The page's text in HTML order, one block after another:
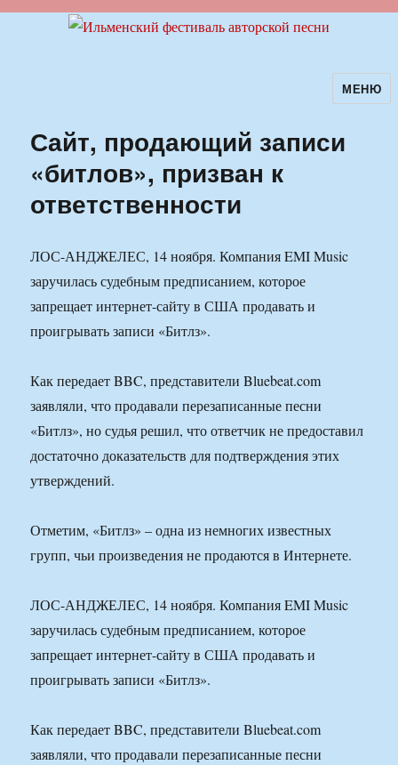
Ильменский фестиваль авторской
песни
МЕНЮ
Сайт, продающий записи
«битлов», призван к
ответственности
ЛОС-АНДЖЕЛЕС, 14 ноября. Компания EMI Music
заручилась судебным предписанием, которое
запрещает интернет-сайту в США продавать и
проигрывать записи «Битлз».
Как передает BBC, представители Bluebeat.com
заявляли, что продавали перезаписанные песни
«Битлз», но судья решил, что ответчик не предоставил
достаточно доказательств для подтверждения этих
утверждений.
Отметим, «Битлз» – одна из немногих известных
групп, чьи произведения не продаются в Интернете.
ЛОС-АНДЖЕЛЕС, 14 ноября. Компания EMI Music
заручилась судебным предписанием, которое
запрещает интернет-сайту в США продавать и
проигрывать записи «Битлз».
Как передает BBC, представители Bluebeat.com
заявляли, что продавали перезаписанные песни